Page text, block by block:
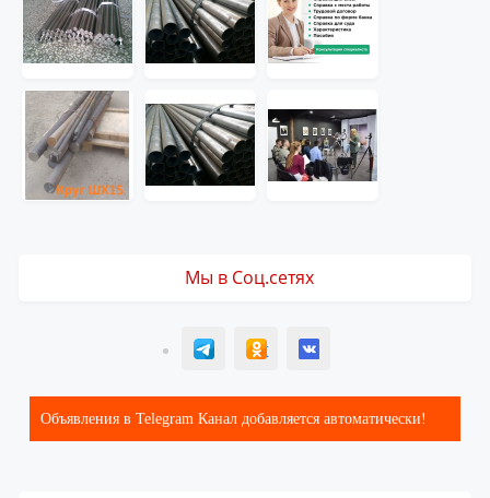
Мы в Соц.сетях
T ОК ВК
Объявления в Telegram Канал добавляется автоматически!